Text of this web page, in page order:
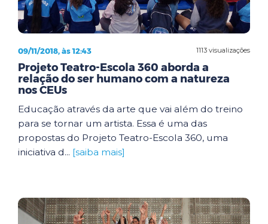
1113 visualizações
09/11/2018, às 12:43
Projeto Teatro-Escola 360 aborda a
relação do ser humano com a natureza
nos CEUs
Educação através da arte que vai além do treino
para se tornar um artista. Essa é uma das
propostas do Projeto Teatro-Escola 360, uma
iniciativa d... [saiba mais]